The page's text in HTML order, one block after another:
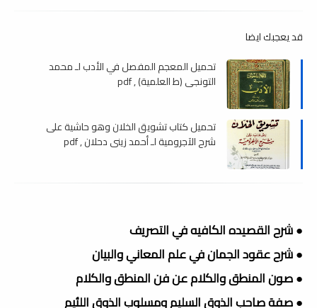
قد يعجبك ايضا
تحميل المعجم المفصل في الأدب لـ محمد
التونجي (ط العلمية) , pdf
تحميل كتاب تشويق الخلان وهو حاشية على
شرح الآجرومية لـ أحمد زيني دحلان , pdf
● شرح القصيده الكافيه في التصريف
● شرح عقود الجمان في علم المعاني والبيان
● صون المنطق والكلام عن فن المنطق والكلام
● صفة صاحب الذوق السليم ومسلوب الذوق اللئيم